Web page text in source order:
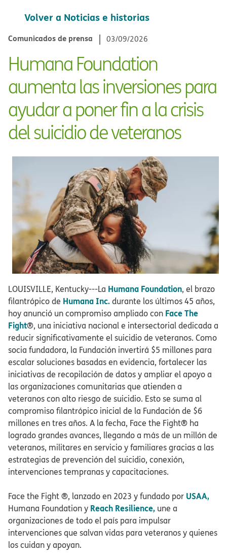
Volver a Noticias e historias​​
Comunicados de prensa​​ 03/09/2026​​
Humana Foundation
aumenta las inversiones para
ayudar a poner fin a la crisis
del suicidio de veteranos​​
LOUISVILLE, Kentucky---La Humana Foundation, el brazo
filantrópico de Humana Inc.durante los últimos 45 años,
hoy anunció un compromiso ampliado con Face The
Fight®, una iniciativa nacional e intersectorial dedicada a
reducir significativamente el suicidio de veteranos. Como
socia fundadora, la Fundación invertirá $5 millones para
escalar soluciones basadas en evidencia, fortalecer las
iniciativas de recopilación de datos y ampliar el apoyo a
las organizaciones comunitarias que atienden a
veteranos con alto riesgo de suicidio. Esto se suma al
compromiso filantrópico inicial de la Fundación de $6
millones en tres años. A la fecha, Face the Fight® ha
logrado grandes avances, llegando a más de un millón de
veteranos, militares en servicio y familiares gracias a las
estrategias de prevención del suicidio, conexión,
intervenciones tempranas y capacitaciones.​​
Face the Fight ®, lanzado en 2023 y fundado por USAA,
Humana Foundation y Reach Resilience, une a
organizaciones de todo el país para impulsar
intervenciones que salvan vidas para veteranos y quienes
los cuidan y apoyan.​​